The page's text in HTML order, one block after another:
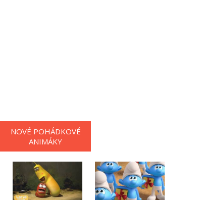
NOVÉ POHÁDKOVÉ
ANIMÁKY